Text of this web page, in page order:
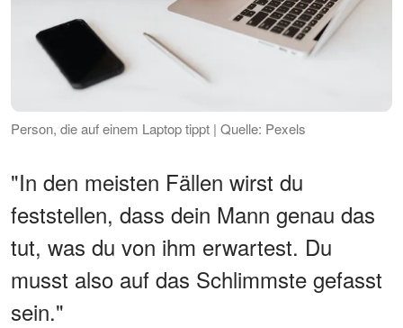
Person, die auf einem Laptop tippt | Quelle: Pexels
"In den meisten Fällen wirst du
feststellen, dass dein Mann genau das
tut, was du von ihm erwartest. Du
musst also auf das Schlimmste gefasst
sein."